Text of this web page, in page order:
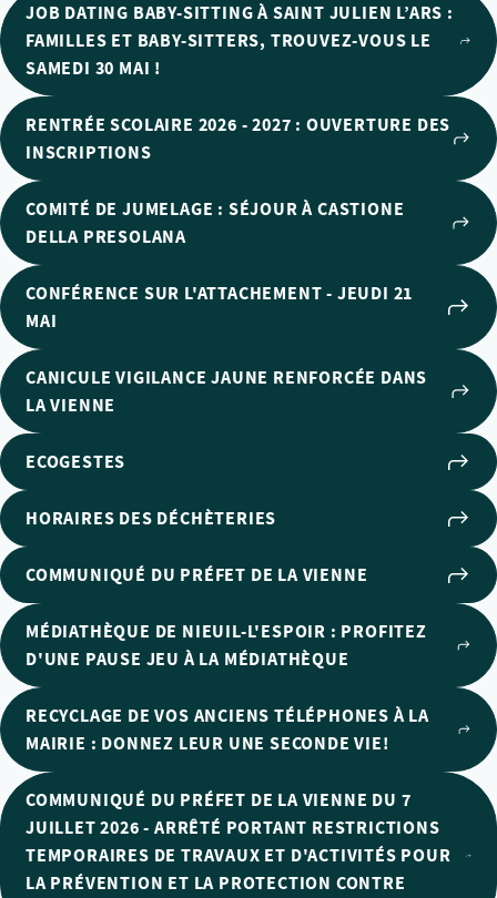
JOB DATING BABY-SITTING À SAINT JULIEN L’ARS :
FAMILLES ET BABY-SITTERS, TROUVEZ-VOUS LE
SAMEDI 30 MAI !
RENTRÉE SCOLAIRE 2026 - 2027 : OUVERTURE DES
INSCRIPTIONS
COMITÉ DE JUMELAGE : SÉJOUR À CASTIONE
DELLA PRESOLANA
CONFÉRENCE SUR L'ATTACHEMENT - JEUDI 21
MAI
CANICULE VIGILANCE JAUNE RENFORCÉE DANS
LA VIENNE
ECOGESTES
HORAIRES DES DÉCHÈTERIES
COMMUNIQUÉ DU PRÉFET DE LA VIENNE
MÉDIATHÈQUE DE NIEUIL-L'ESPOIR : PROFITEZ
D'UNE PAUSE JEU À LA MÉDIATHÈQUE
RECYCLAGE DE VOS ANCIENS TÉLÉPHONES À LA
MAIRIE : DONNEZ LEUR UNE SECONDE VIE!
COMMUNIQUÉ DU PRÉFET DE LA VIENNE DU 7
JUILLET 2026 - ARRÊTÉ PORTANT RESTRICTIONS
TEMPORAIRES DE TRAVAUX ET D'ACTIVITÉS POUR
LA PRÉVENTION ET LA PROTECTION CONTRE